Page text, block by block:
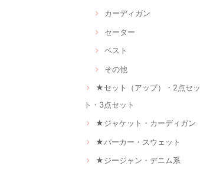
カーディガン
セーター
ベスト
その他
★セット（アップ）・2点セッ
ト・3点セット
★ジャケット・カーディガン
★パーカー・スウェット
★ジージャン・デニム系